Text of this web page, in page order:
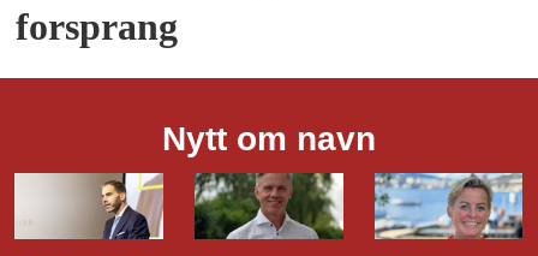
forsprang
Nytt om navn